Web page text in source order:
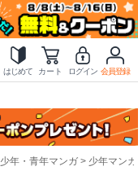
はじめて カート ログイン 会員登録
少年・青年マンガ 少年マンガ